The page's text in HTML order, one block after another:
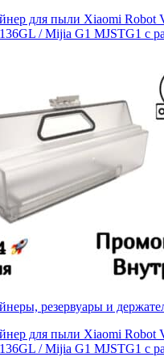
для пыли Xiaomi Robot
/ Mijia G1 MJSTG1 с
резервуары и
для пыли Xiaomi Robot
/ Mijia G1 MJSTG1 с